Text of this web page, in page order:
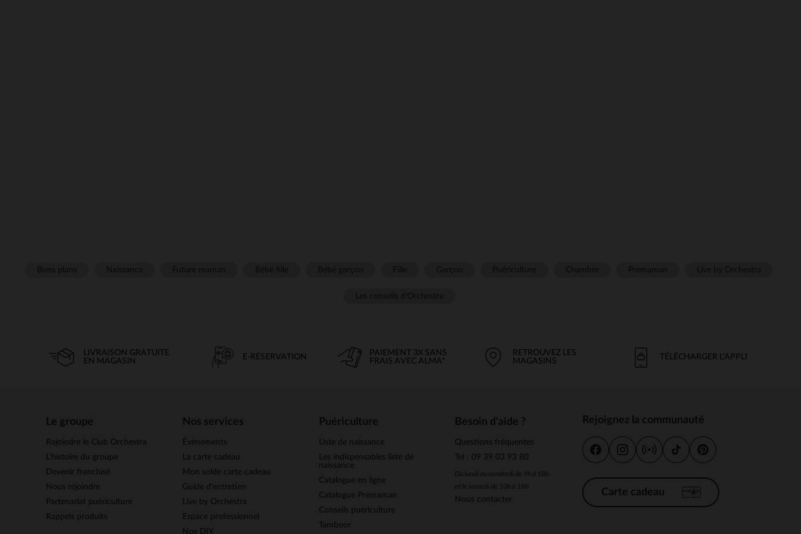
LIVRAISON GRATUITE
EN MAGASIN
E-RÉSERVATION
PAIEMENT 3X SANS
FRAIS AVEC ALMA*
RETROUVEZ LES
MAGASINS
TÉLÉCHARGER L'APPLI
Le groupe
Rejoindre le Club Orchestra
L’histoire du groupe
Devenir franchisé
Nous rejoindre
Partenariat puériculture
Rappels produits
Nos services
Évènements
La carte cadeau
Mon solde carte cadeau
Guide d'entretien
Live by Orchestra
Espace professionnel
Nos DIY
Puériculture
Liste de naissance
Les indispensables liste de
naissance
Catalogue en ligne
Catalogue Prémaman
Conseils puériculture
Tamboor
Besoin d'aide ?
Questions fréquentes
Tel : 09 39 03 93 80
Du lundi au vendredi de 9h à 18h
et le samedi de 10h à 18h
Nous contacter
Rejoignez la communauté
Carte cadeau